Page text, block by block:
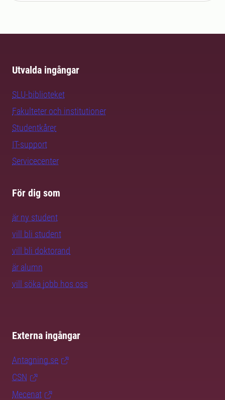
Utvalda ingångar
SLU-biblioteket
Fakulteter och institutioner
Studentkårer
IT-support
Servicecenter
För dig som
är ny student
vill bli student
vill bli doktorand
är alumn
vill söka jobb hos oss
Externa ingångar
Antagning.se
CSN
Mecenat